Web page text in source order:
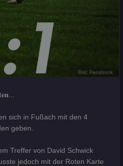
Bild: Facebook
sich in Fußach mit den 4
geben.
Treffer von David Schwick
jedoch mit der Roten Karte